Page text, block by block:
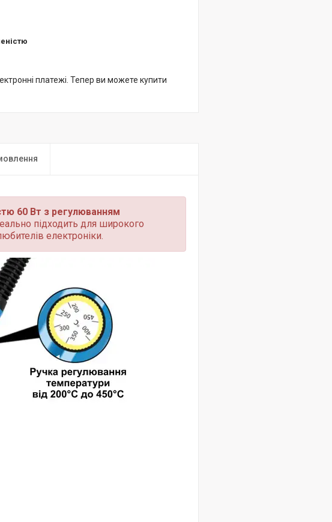
платежі. Тепер ви можете купити
60 Вт з регулюванням
підходить для широкого
електроніки.